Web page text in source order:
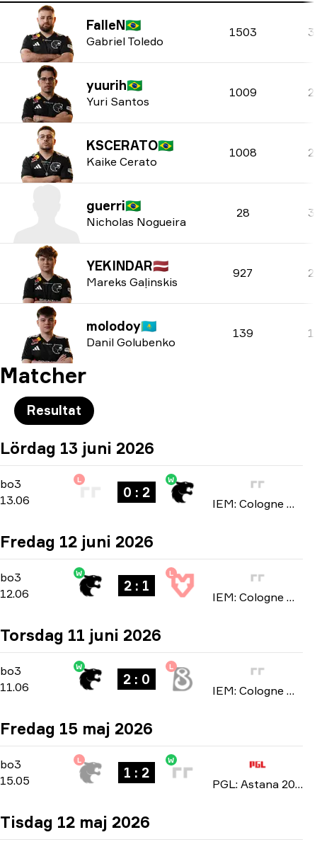
FalleN🇧🇷
Gabriel Toledo
1503
yuurih🇧🇷
Yuri Santos
1009
KSCERATO🇧🇷
Kaike Cerato
1008
guerri🇧🇷
Nicholas Nogueira
28
YEKINDAR🇱🇻
Mareks Gaļinskis
927
molodoy🇰🇿
Danil Golubenko
139
Matcher
Resultat
Lördag 13 juni 2026
bo3
bo3
13.06
L
0 : 2
W
IEM: Cologne Major 2026
Fredag 12 juni 2026
bo3
bo3
12.06
W
2 : 1
L
IEM: Cologne Major 2026
Torsdag 11 juni 2026
bo3
bo3
11.06
W
2 : 0
L
IEM: Cologne Major 2026
Fredag 15 maj 2026
bo3 -bo3
15.05
L
1 : 2
W
PGL: Astana 2026
Tisdag 12 maj 2026